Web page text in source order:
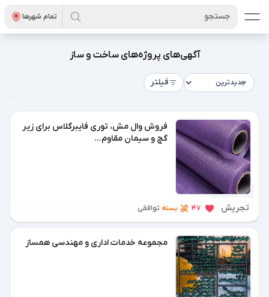
تمام شهر‌ها جستجو
آگهی‌های پروژه‌های ساخت و ساز
فیلتر
6 روز پیش
فروش وال مش، توری فایبرگلاس برای زیر
گچ و سیمان مقاوم...
تجریش 47 بسته توافقی
مجموعه خدمات اداری و مهندسی همساز